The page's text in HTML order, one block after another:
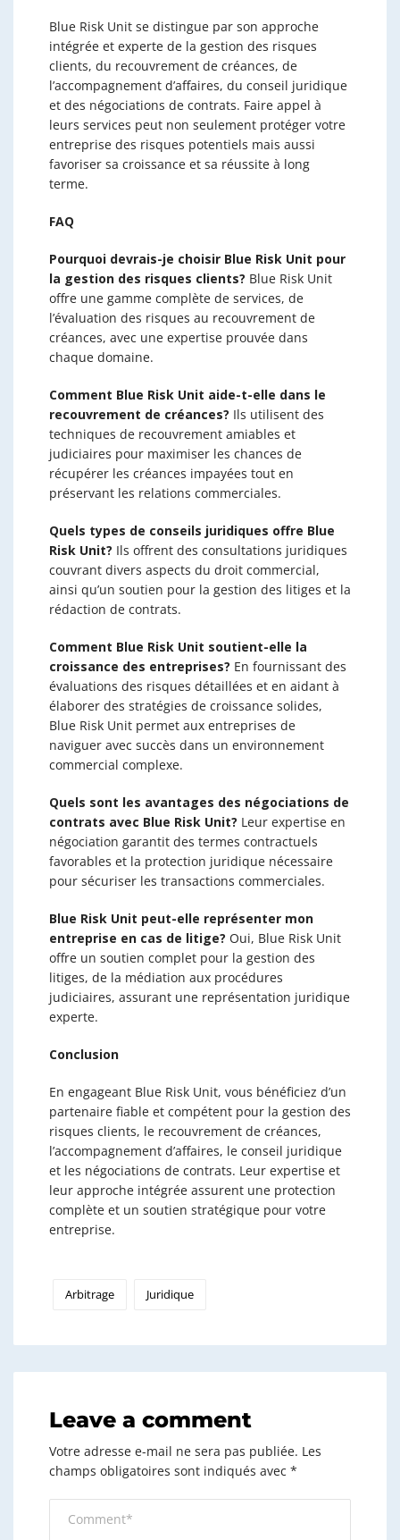
Blue Risk Unit se distingue par son approche
intégrée et experte de la gestion des risques
clients, du recouvrement de créances, de
l’accompagnement d’affaires, du conseil juridique
et des négociations de contrats. Faire appel à
leurs services peut non seulement protéger votre
entreprise des risques potentiels mais aussi
favoriser sa croissance et sa réussite à long
terme.
FAQ
Pourquoi devrais-je choisir Blue Risk Unit pour
la gestion des risques clients? Blue Risk Unit
offre une gamme complète de services, de
l’évaluation des risques au recouvrement de
créances, avec une expertise prouvée dans
chaque domaine.
Comment Blue Risk Unit aide-t-elle dans le
recouvrement de créances? Ils utilisent des
techniques de recouvrement amiables et
judiciaires pour maximiser les chances de
récupérer les créances impayées tout en
préservant les relations commerciales.
Quels types de conseils juridiques offre Blue
Risk Unit? Ils offrent des consultations juridiques
couvrant divers aspects du droit commercial,
ainsi qu’un soutien pour la gestion des litiges et la
rédaction de contrats.
Comment Blue Risk Unit soutient-elle la
croissance des entreprises? En fournissant des
évaluations des risques détaillées et en aidant à
élaborer des stratégies de croissance solides,
Blue Risk Unit permet aux entreprises de
naviguer avec succès dans un environnement
commercial complexe.
Quels sont les avantages des négociations de
contrats avec Blue Risk Unit? Leur expertise en
négociation garantit des termes contractuels
favorables et la protection juridique nécessaire
pour sécuriser les transactions commerciales.
Blue Risk Unit peut-elle représenter mon
entreprise en cas de litige? Oui, Blue Risk Unit
offre un soutien complet pour la gestion des
litiges, de la médiation aux procédures
judiciaires, assurant une représentation juridique
experte.
Conclusion
En engageant Blue Risk Unit, vous bénéficiez d’un
partenaire fiable et compétent pour la gestion des
risques clients, le recouvrement de créances,
l’accompagnement d’affaires, le conseil juridique
et les négociations de contrats. Leur expertise et
leur approche intégrée assurent une protection
complète et un soutien stratégique pour votre
entreprise.
Arbitrage Juridique
Leave a comment
Votre adresse e-mail ne sera pas publiée. Les
champs obligatoires sont indiqués avec *